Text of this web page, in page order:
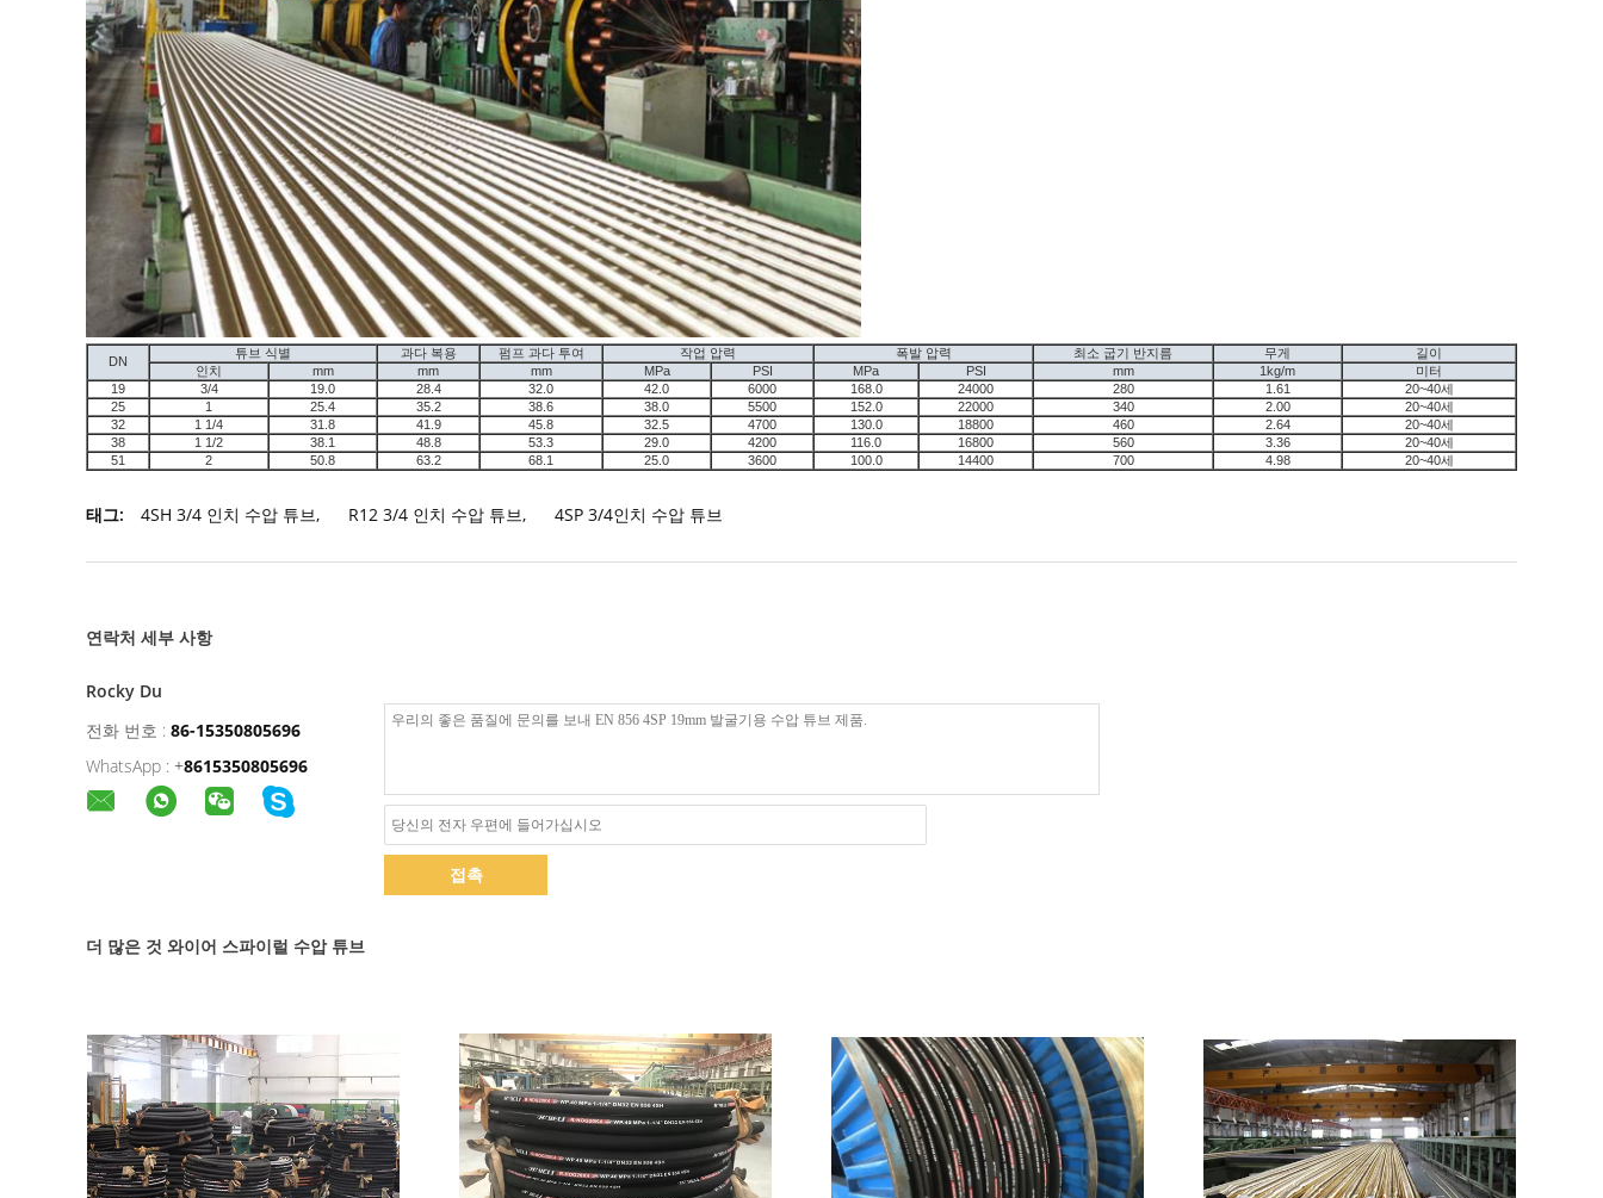
DN
튜브 식별 과다 복용 펌프 과다 투여 작업 압력 폭발 압력 최소 굽기 반지름 무게
길이
인치
mm mm mm MPa PSI MPa PSI mm 1kg/m
미터
19
3/4 19.0 28.4 32.0 42.0 6000 168.0 24000 280 1.61
20~40세
25
1 25.4 35.2 38.6 38.0 5500 152.0 22000 340 2.00
20~40세
32
1 1/4 31.8 41.9 45.8 32.5 4700 130.0 18800 460 2.64
20~40세
38
1 1/2 38.1 48.8 53.3 29.0 4200 116.0 16800 560 3.36
20~40세
51
2 50.8 63.2 68.1 25.0 3600 100.0 14400 700 4.98 20~40세
태그: 4SH 3/4 인치 수압 튜브, R12 3/4 인치 수압 튜브, 4SP 3/4인치 수압 튜브
연락처 세부 사항
Rocky Du
전화 번호 : 86-15350805696
WhatsApp : +8615350805696
접촉
더 많은 것 와이어 스파이럴 수압 튜브